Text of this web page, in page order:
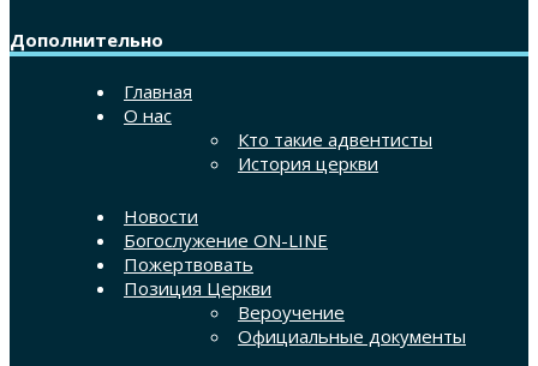
Дополнительно
Главная
О нас
Кто такие адвентисты
История церкви
Новости
Богослужение ON-LINE
Пожертвовать
Позиция Церкви
Вероучение
Официальные документы